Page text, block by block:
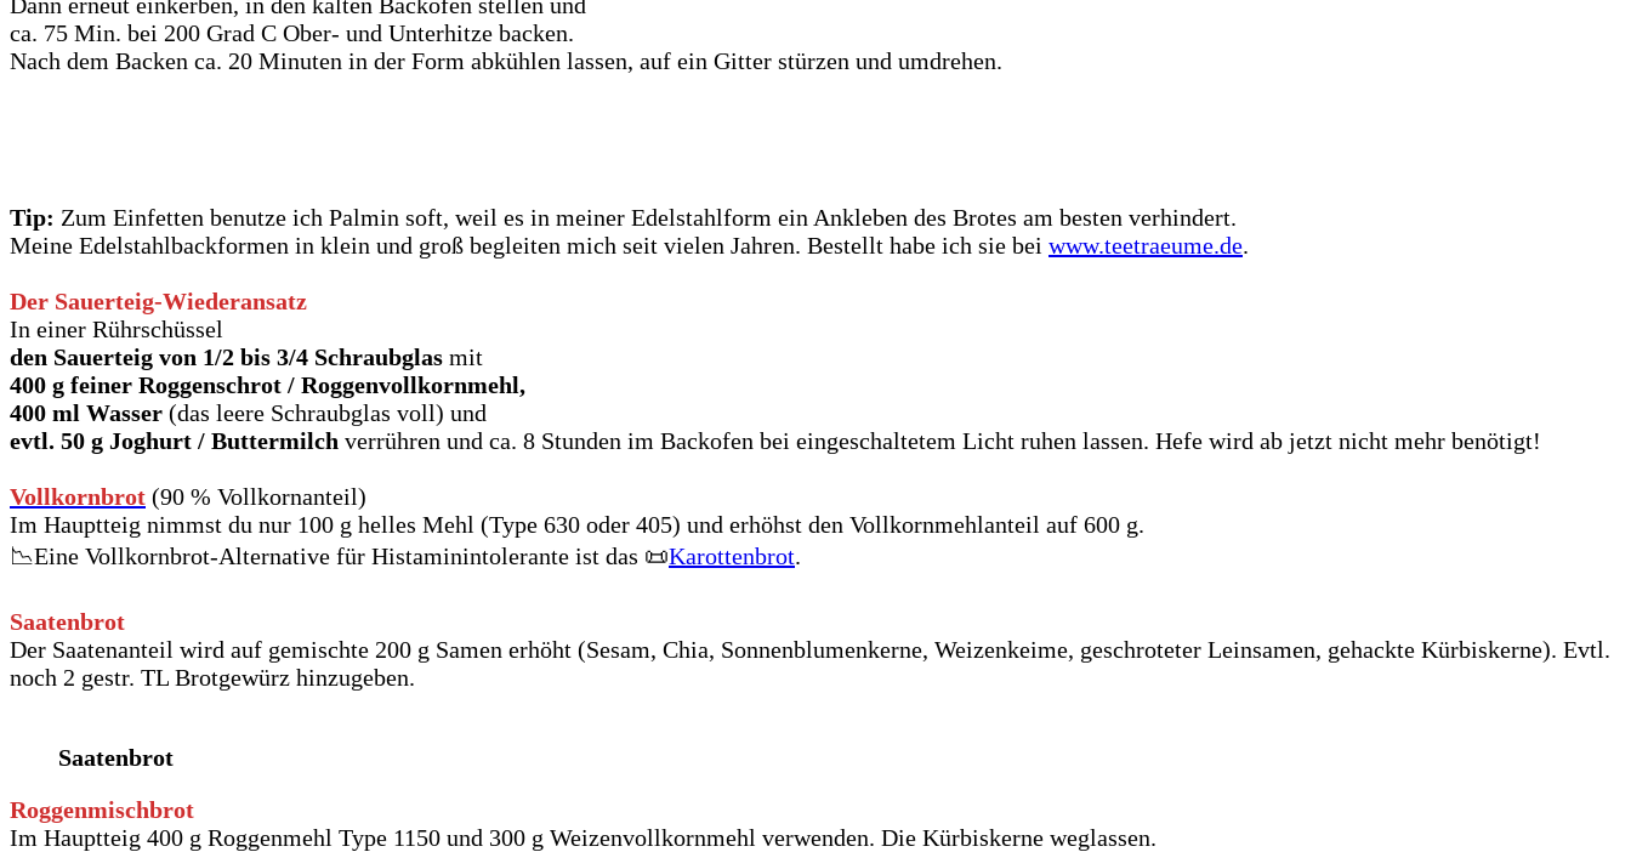
ca. 75 Min. bei 200 Grad C Ober- und Unterhitze backen.
Nach dem Backen ca. 20 Minuten in der Form abkühlen lassen, auf ein Gitter stürzen und umdrehen.
Tip: Zum Einfetten benutze ich Palmin soft, weil es in meiner Edelstahlform ein Ankleben des Brotes am besten verhindert.
Meine Edelstahlbackformen in klein und groß begleiten mich seit vielen Jahren. Bestellt habe ich sie bei www.teetraeume.de.
Der Sauerteig-Wiederansatz
In einer Rührschüssel
den Sauerteig von 1/2 bis 3/4 Schraubglas mit
400 g feiner Roggenschrot / Roggenvollkornmehl,
400 ml Wasser (das leere Schraubglas voll) und
evtl. 50 g Joghurt / Buttermilch verrühren und ca. 8 Stunden im Backofen bei eingeschaltetem Licht ruhen lassen. Hefe wird ab jetzt nicht mehr benötigt!
Vollkornbrot (90 % Vollkornanteil)
Im Hauptteig nimmst du nur 100 g helles Mehl (Type 630 oder 405) und erhöhst den Vollkornmehlanteil auf 600 g.
📉Eine Vollkornbrot-Alternative für Histaminintolerante ist das 📜Karottenbrot.
Saatenbrot
Der Saatenanteil wird auf gemischte 200 g Samen erhöht (Sesam, Chia, Sonnenblumenkerne, Weizenkeime, geschroteter Leinsamen, gehackte Kürbiskerne). Evtl.
noch 2 gestr. TL Brotgewürz hinzugeben.
Saatenbrot
Roggenmischbrot
Im Hauptteig 400 g Roggenmehl Type 1150 und 300 g Weizenvollkornmehl verwenden. Die Kürbiskerne weglassen.